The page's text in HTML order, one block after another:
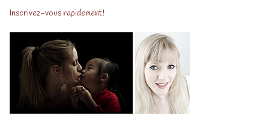
Inscrivez-vous rapidement!